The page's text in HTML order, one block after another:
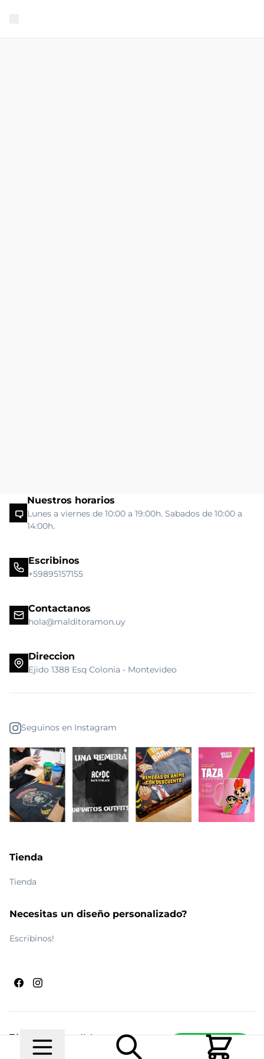
Escribinos
Nuestros horarios
Lunes a viernes de 10:00 a 19:00h. Sabados de 10:00 a
14:00h.
Escribinos
+59895157155
Contactanos
hola@malditoramon.uy
Direccion
Ejido 1388 Esq Colonia - Montevideo
Seguinos en Instagram
Tienda
Tienda
Necesitas un diseño personalizado?
Escribinos!
© 2026 Maldito RamónRealizado por Ecwid de
Términos y condiciones